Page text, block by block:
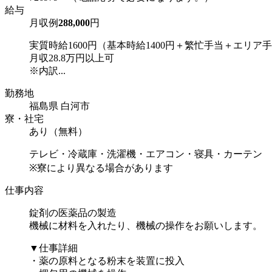
給与
月収例288,000円
実質時給1600円（基本時給1400円＋繁忙手当＋エリア
月収28.8万円以上可
※内訳...
勤務地
福島県 白河市
寮・社宅
あり（無料）
テレビ・冷蔵庫・洗濯機・エアコン・寝具・カーテン
※寮により異なる場合があります
仕事内容
錠剤の医薬品の製造
機械に材料を入れたり、機械の操作をお願いします。
▼仕事詳細
・薬の原料となる粉末を装置に投入